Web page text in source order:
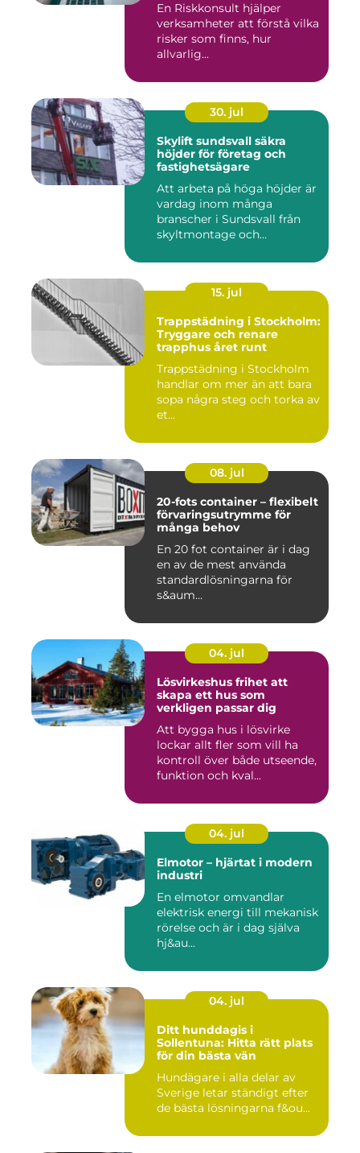
En Riskkonsult hjälper
verksamheter att förstå vilka
risker som finns, hur
allvarlig...
30. jul
Skylift sundsvall säkra
höjder för företag och
fastighetsägare
Att arbeta på höga höjder är
vardag inom många
branscher i Sundsvall från
skyltmontage och
15. jul
Trappstädning i Stockholm:
Tryggare och renare
trapphus året runt
Trappstädning i Stockholm
handlar om mer än att bara
sopa några steg och torka av
et...
08. jul
20-fots container – flexibelt
förvaringsutrymme för
många behov
En 20 fot container är i dag
en av de mest använda
standardlösningarna för
s&aum...
04. jul
Lösvirkeshus frihet att
skapa ett hus som
verkligen passar dig
Att bygga hus i lösvirke
lockar allt fler som vill ha
kontroll över både utseende,
funktion och kval...
04. jul
Elmotor – hjärtat i modern
industri
En elmotor omvandlar
elektrisk energi till mekanisk
rörelse och är i dag själva
hj&au...
04. jul
Ditt hunddagis i
Sollentuna: Hitta rätt plats
för din bästa vän
Hundägare i alla delar av
Sverige letar ständigt efter
de bästa lösningarna f&ou...